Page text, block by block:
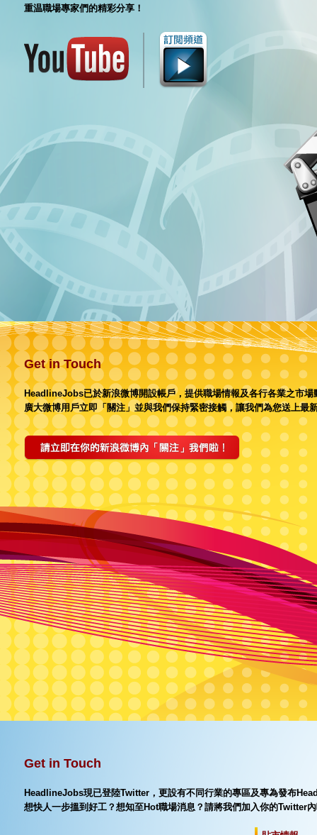
重温職場專家們的精彩分享！
Get in Touch
HeadlineJobs已於新浪微博開設帳戶，提供職場情報及各行各業之市場
廣大微博用戶立即「關注」並與我們保持緊密接觸，讓我們為您送上最
Get in Touch
HeadlineJobs現已登陸Twitter，更設有不同行業的專區及專為發布
想快人一步搵到好工？想知至Hot職場消息？請將我們加入你的Twitter